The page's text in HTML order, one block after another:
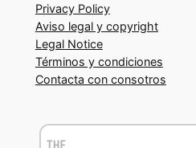
Privacy Policy
Aviso legal y copyright
Legal Notice
Términos y condiciones
Contacta con consotros